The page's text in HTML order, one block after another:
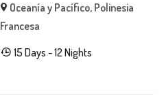
Oceanía y Pacífico, Polinesia
Francesa
15 Days - 12 Nights